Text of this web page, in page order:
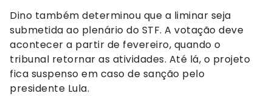
Dino também determinou que a liminar seja
submetida ao plenário do STF. A votação deve
acontecer a partir de fevereiro, quando o
tribunal retornar as atividades. Até lá, o projeto
fica suspenso em caso de sanção pelo
presidente Lula.